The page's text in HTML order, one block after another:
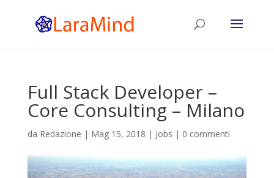
Full Stack Developer –
Core Consulting – Milano
da Redazione | Mag 15, 2018 | Jobs | 0 commenti